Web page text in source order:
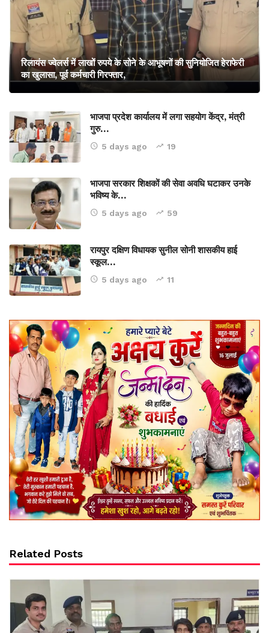
रिलायंस ज्वेलर्स में लाखों रुपये के सोने के आभूषणों की सुनियोजित हेराफेरी
का खुलासा, पूर्व कर्मचारी गिरफ्तार,
भाजपा प्रदेश कार्यालय में लगा सहयोग केंद्र, मंत्री
गुरु…
5 days ago 19
भाजपा सरकार शिक्षकों की सेवा अवधि घटाकर उनके
भविष्य के…
5 days ago 59
रायपुर दक्षिण विधायक सुनील सोनी शासकीय हाई
स्कूल…
5 days ago 11
Related Posts